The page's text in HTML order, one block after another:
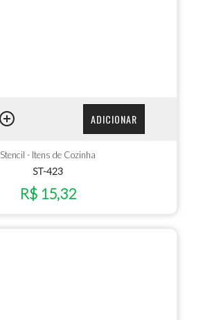
ADICIONAR
Stencil - Itens de Cozinha
ST-423
R$ 15,32